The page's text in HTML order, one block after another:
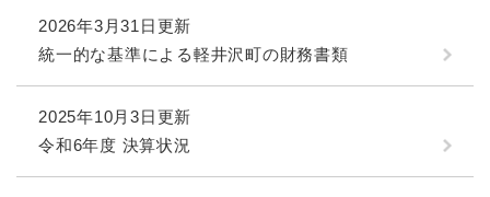
2026年3月31日更新
統一的な基準による軽井沢町の財務書類
2025年10月3日更新
令和6年度 決算状況